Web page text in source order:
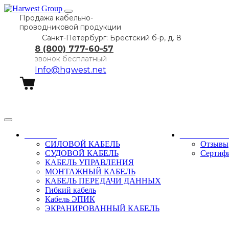
Продажа кабельно-
проводниковой продукции
Санкт-Петербург: Брестский б-р, д. 8
8 (800) 777-60-57
звонок бесплатный
Info@hgwest.net
СИЛОВОЙ КАБЕЛЬ
СУДОВОЙ КАБЕЛЬ
КАБЕЛЬ УПРАВЛЕНИЯ
МОНТАЖНЫЙ КАБЕЛЬ
КАБЕЛЬ ПЕРЕДАЧИ ДАННЫХ
Гибкий кабель
Кабель ЭПИК
ЭКРАНИРОВАННЫЙ КАБЕЛЬ
Отзывы